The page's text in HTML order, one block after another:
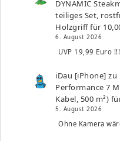
DYNAMIC
teiliges Set,
Holzgriff für
6. August 2026
UVP 19,99 Euro !!!
iDau [iPhone] zu
Performance 7
Kabel, 500 m²)
5. August 2026
Ohne Kamera